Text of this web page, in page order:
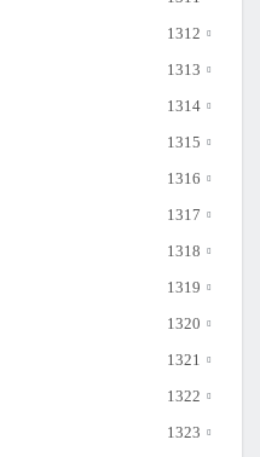
1312
1313
1314
1315
1316
1317
1318
1319
1320
1321
1322
1323